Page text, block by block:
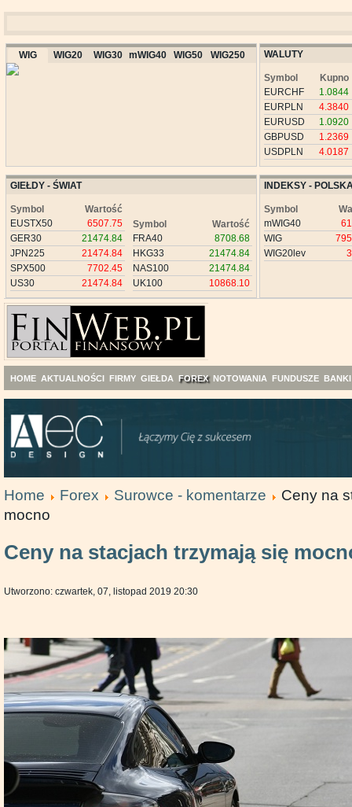
WIG WIG20 WIG30 mWIG40 WIG50 WIG250 WALUTY
Symbol
Kupno
EURCHF
1.0844
EURPLN
4.3840
EURUSD
1.0920
GBPUSD
1.2369
USDPLN
4.0187
GIEŁDY - ŚWIAT
Symbol
Wartość
EUSTX50
6507.75
GER30
21474.84
JPN225
21474.84
SPX500
7702.45
US30
21474.84
Symbol
Wartość
FRA40
8708.68
HKG33
21474.84
NAS100
21474.84
UK100
10868.10
INDEKSY -
Symbol
mWIG40
WIG
WIG20lev
HOME AKTUALNOŚCI FIRMY GIEŁDA FOREX NOTOWANIA FUNDUSZE BANKI
Home Forex Surowce - komentarze
Ceny na
mocno
Ceny na stacjach trzymają się
Utworzono: czwartek, 07, listopad 2019 20:30